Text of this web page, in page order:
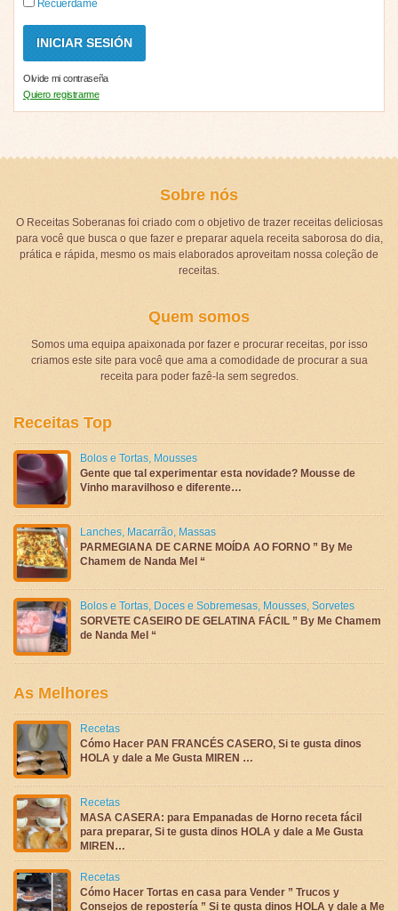
Recuérdame
Olvide mi contraseña
Quiero registrarme
Sobre nós
O Receitas Soberanas foi criado com o objetivo de trazer receitas deliciosas
para você que busca o que fazer e preparar aquela receita saborosa do dia,
prática e rápida, mesmo os mais elaborados aproveitam nossa coleção de
receitas.
Quem somos
Somos uma equipa apaixonada por fazer e procurar receitas, por isso
criamos este site para você que ama a comodidade de procurar a sua
receita para poder fazê-la sem segredos.
Receitas Top
Bolos e Tortas, Mousses
Gente que tal experimentar esta novidade? Mousse de
Vinho maravilhoso e diferente…
Lanches, Macarrão, Massas
PARMEGIANA DE CARNE MOÍDA AO FORNO ” By Me
Chamem de Nanda Mel “
Bolos e Tortas, Doces e Sobremesas, Mousses, Sorvetes
SORVETE CASEIRO DE GELATINA FÁCIL ” By Me Chamem
de Nanda Mel “
As Melhores
Recetas
Cómo Hacer PAN FRANCÉS CASERO, Si te gusta dinos
HOLA y dale a Me Gusta MIREN …
Recetas
MASA CASERA: para Empanadas de Horno receta fácil
para preparar, Si te gusta dinos HOLA y dale a Me Gusta
MIREN…
Recetas
Cómo Hacer Tortas en casa para Vender ” Trucos y
Consejos de repostería ” Si te gusta dinos HOLA y dale a Me